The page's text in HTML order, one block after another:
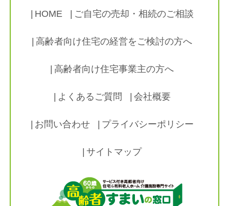
HOME ご自宅の売却・相続のご相談
高齢者向け住宅の経営をご検討の方へ
高齢者向け住宅事業主の方へ
よくあるご質問 会社概要
お問い合わせ プライバシーポリシー
サイトマップ